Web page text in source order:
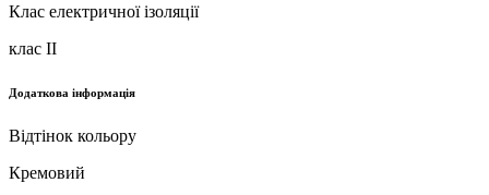
Клас електричної ізоляції
клас II
Додаткова інформація
Відтінок кольору
Кремовий